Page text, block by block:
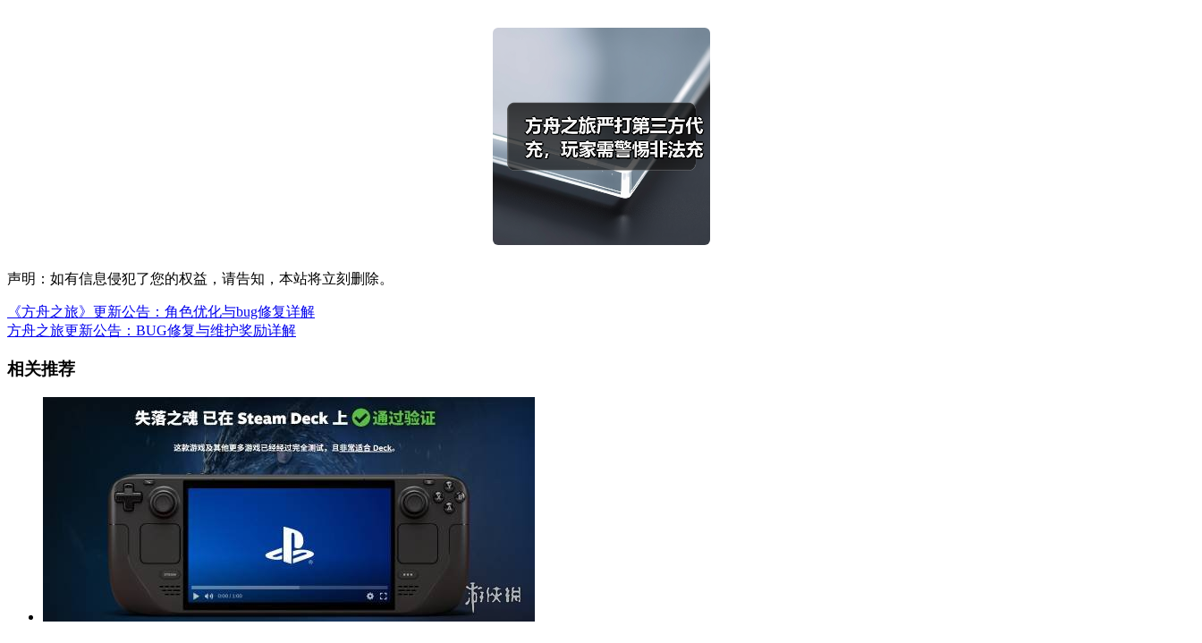
声明：如有信息侵犯了您的权益，请告知，本站将立刻删除。
《方舟之旅》更新公告：角色优化与bug修复详解
方舟之旅更新公告：BUG修复与维护奖励详解
相关推荐